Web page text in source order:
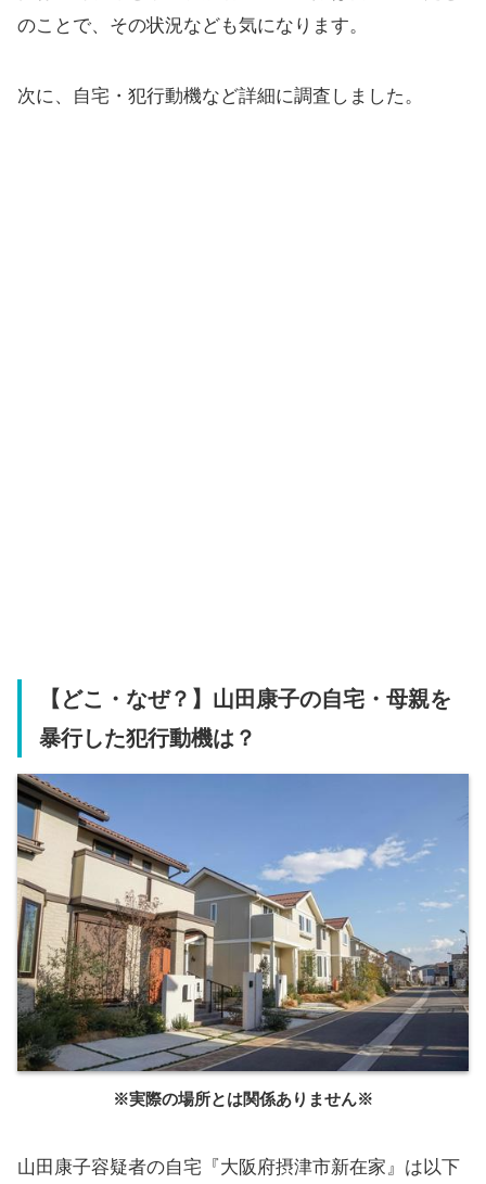
のことで、その状況なども気になります。
次に、自宅・犯行動機など詳細に調査しました。
【どこ・なぜ？】山田康子の自宅・母親を
暴行した犯行動機は？
※実際の場所とは関係ありません※
山田康子容疑者の自宅『大阪府摂津市新在家』は以下